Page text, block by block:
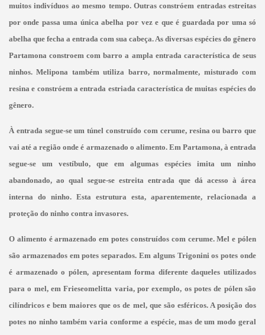
muitos indivíduos ao mesmo tempo. Outras constróem entradas estreitas
por onde passa uma única abelha por vez e que é guardada por uma só
abelha que fecha a entrada com sua cabeça. As diversas espécies do gênero
Partamona constroem com barro a ampla entrada característica de seus
ninhos. Melipona também utiliza barro, normalmente, misturado com
resina e constróem a entrada estriada característica de muitas espécies do
gênero.
À entrada segue-se um túnel construído com cerume, resina ou barro que
vai até a região onde é armazenado o alimento. Em Partamona, à entrada
segue-se um vestíbulo, que em algumas espécies imita um ninho
abandonado, ao qual segue-se estreita entrada que dá acesso à área
interna do ninho. Esta estrutura esta, aparentemente, relacionada a
proteção do ninho contra invasores.
O alimento é armazenado em potes construídos com cerume. Mel e pólen
são armazenados em potes separados. Em alguns Trigonini os potes onde
é armazenado o pólen, apresentam forma diferente daqueles utilizados
para o mel, em Frieseomelitta varia, por exemplo, os potes de pólen são
cilíndricos e bem maiores que os de mel, que são esféricos. A posição dos
potes no ninho também varia conforme a espécie, mas de um modo geral